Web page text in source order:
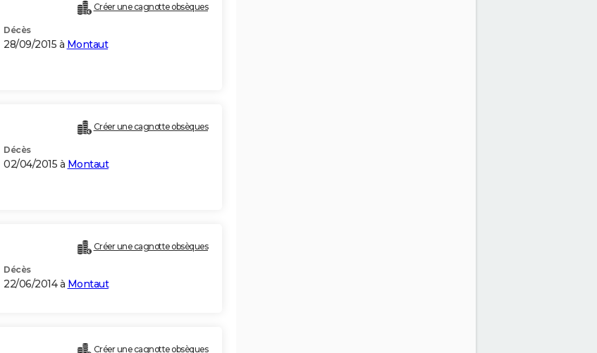
Créer une cagnotte obsèques
Décès
28/09/2015 à Montaut
Créer une cagnotte obsèques
Décès
02/04/2015 à Montaut
Créer une cagnotte obsèques
Décès
22/06/2014 à Montaut
Créer une cagnotte obsèques